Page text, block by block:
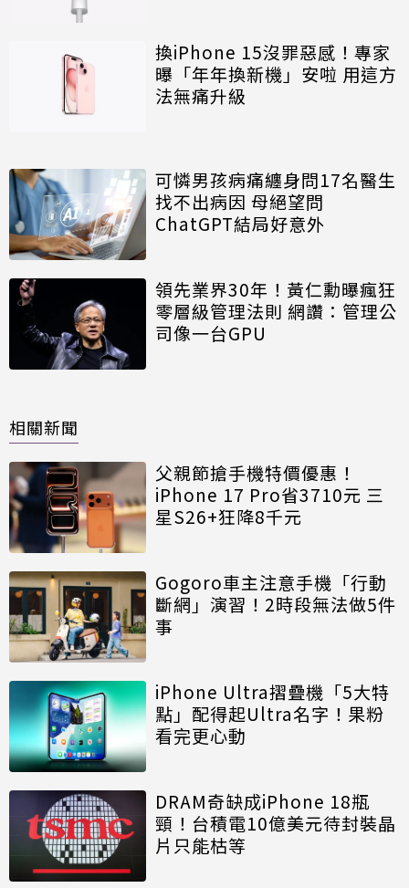
換iPhone 15沒罪惡感！專家
曝「年年換新機」安啦 用這方
法無痛升級
可憐男孩病痛纏身問17名醫生
找不出病因 母絕望問
ChatGPT結局好意外
領先業界30年！黃仁勳曝瘋狂
零層級管理法則 網讚：管理公
司像一台GPU
相關新聞
父親節搶手機特價優惠！
iPhone 17 Pro省3710元 三
星S26+狂降8千元
Gogoro車主注意手機「行動
斷網」演習！2時段無法做5件
事
iPhone Ultra摺疊機「5大特
點」配得起Ultra名字！果粉
看完更心動
DRAM奇缺成iPhone 18瓶
頸！台積電10億美元待封裝晶
片只能枯等